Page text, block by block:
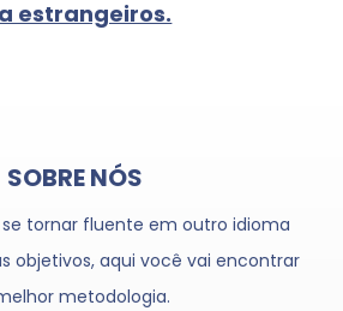
estrangeiros.
SOBRE NÓS
tornar fluente em outro idioma
objetivos, aqui você vai encontrar
metodologia.